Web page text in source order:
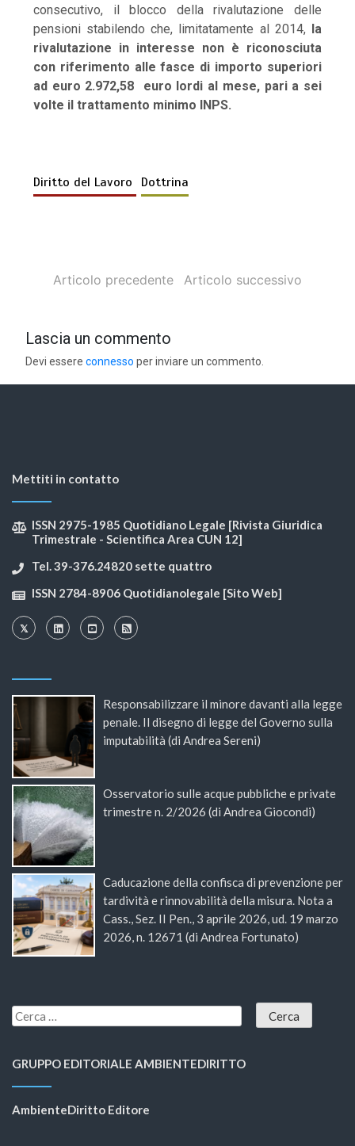
consecutivo, il blocco della rivalutazione delle
pensioni stabilendo che, limitatamente al 2014,
la
rivalutazione in interesse non è riconosciuta
con riferimento alle fasce di importo superiori
ad euro 2.972,58 euro lordi al mese, pari a sei
volte il trattamento minimo INPS.
Diritto del Lavoro Dottrina
Articolo precedente Articolo successivo
Lascia un commento
Devi essereconnesso per inviare un commento.
Mettiti in contatto
ISSN 2975-1985 Quotidiano Legale [Rivista Giuridica
Trimestrale - Scientifica Area CUN 12]
Tel. 39-376.24820 sette quattro
ISSN 2784-8906 Quotidianolegale [Sito Web]
Responsabilizzare il minore davanti alla legge
penale. Il disegno di legge del Governo sulla
imputabilità (di Andrea Sereni)
Osservatorio sulle acque pubbliche e private
trimestre n. 2/2026 (di Andrea Giocondi)
Caducazione della confisca di prevenzione per
tardività e rinnovabilità della misura. Nota a
Cass., Sez. II Pen., 3 aprile 2026, ud. 19 marzo
2026, n. 12671 (di Andrea Fortunato)
GRUPPO EDITORIALE AMBIENTEDIRITTO
AmbienteDiritto Editore